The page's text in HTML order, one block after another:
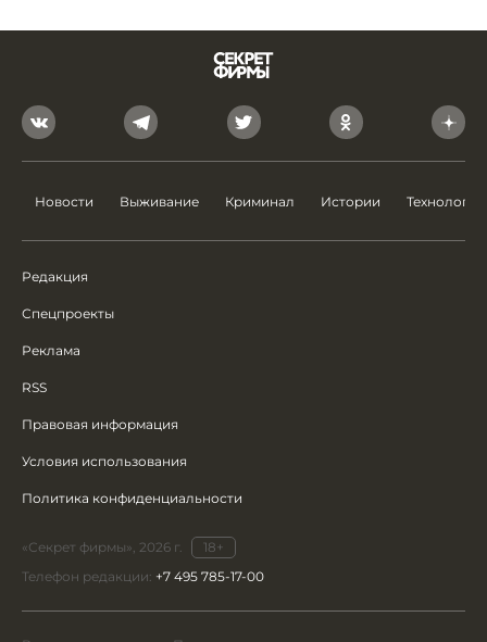
Новости Выживание Криминал Истории Технологии
Редакция
Спецпроекты
Реклама
RSS
Правовая информация
Условия использования
Политика конфиденциальности
«Секрет фирмы», 2026 г.
18+
Телефон редакции: +7 495 785-17-00